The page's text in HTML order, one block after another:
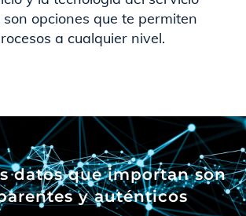
opciones que te permiten
a cualquier nivel.
datos que importan son
y auténticos